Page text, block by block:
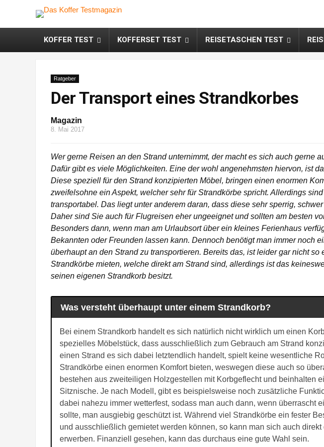
KOFFER TEST KOFFERSET TEST REISETASCHEN TEST
Ratgeber
Der Transport eines Strandkorbes
Magazin
8. Mai 2017
Wer gerne Reisen an den Strand unternimmt, der macht es sich auch gerne
Dafür gibt es viele Möglichkeiten. Eine der wohl angenehmsten hiervon, ist
Diese speziell für den Strand konzipierten Möbel, bringen einen enormen
zweifelsohne ein Aspekt, welcher sehr für Strandkörbe spricht. Allerdings
transportabel. Das liegt unter anderem daran, dass diese sehr sperrig,
Daher sind Sie auch für Flugreisen eher ungeeignet und sollten am besten
Besonders dann, wenn man am Urlaubsort über ein kleines Ferienhaus
Bekannten oder Freunden lassen kann. Dennoch benötigt man immer noch
überhaupt an den Strand zu transportieren. Bereits das, ist leider gar nicht so
Strandkörbe mieten, welche direkt am Strand sind, allerdings ist das
seinen eigenen Strandkorb besitzt.
Was versteht überhaupt unter einem Strandkorb?
Bei einem Strandkorb handelt es sich natürlich nicht wirklich um einen
spezielles Möbelstück, dass ausschließlich zum Gebrauch am Strand
einen Strand es sich dabei letztendlich handelt, spielt keine wesentliche
Strandkörbe einen enormen Komfort bieten, weswegen diese auch so
bestehen aus zweiteiligen Holzgestellen mit Korbgeflecht und beinhalten
Sitznische. Je nach Modell, gibt es beispielsweise noch zusätzliche
dabei nahezu immer wetterfest, sodass man auch dann, wenn überrascht
sollte, man ausgiebig geschützt ist. Während viel Strandkörbe ein fester
und ausschließlich gemietet werden können, so kann man sich auch
erwerben. Finanziell gesehen, kann das durchaus eine gute Wahl sein.